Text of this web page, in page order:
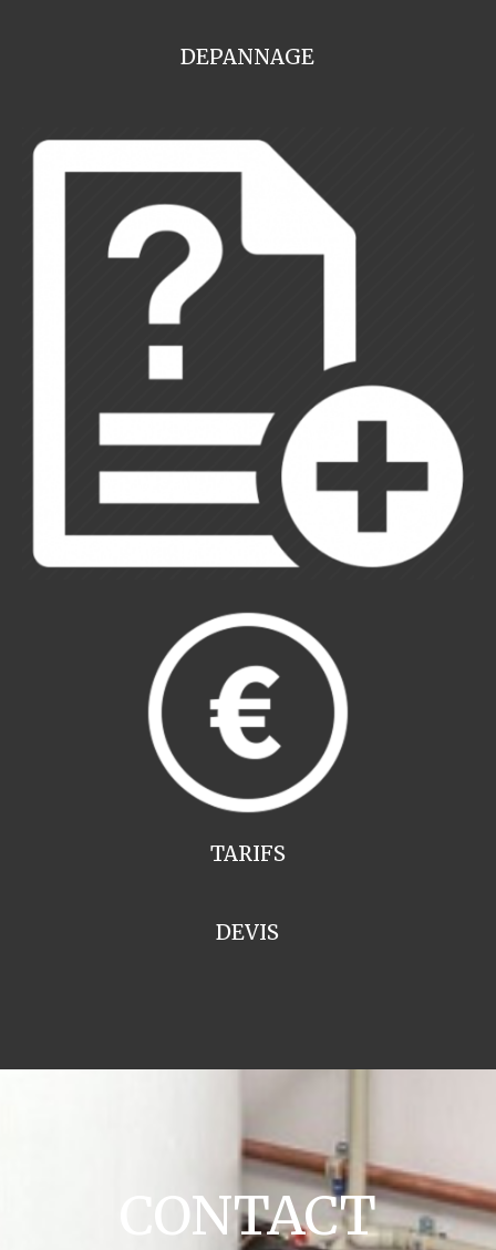
DEPANNAGE
TARIFS
DEVIS
CONTACT